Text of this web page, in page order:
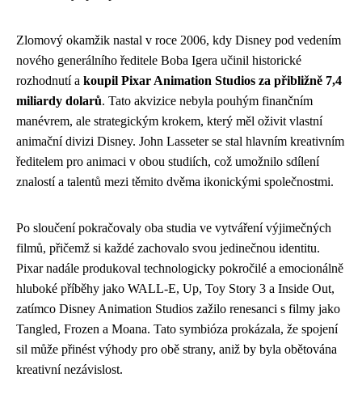
Zlomový okamžik nastal v roce 2006, kdy Disney pod vedením
nového generálního ředitele Boba Igera učinil historické
rozhodnutí a koupil Pixar Animation Studios za přibližně 7,4
miliardy dolarů. Tato akvizice nebyla pouhým finančním
manévrem, ale strategickým krokem, který měl oživit vlastní
animační divizi Disney. John Lasseter se stal hlavním kreativním
ředitelem pro animaci v obou studiích, což umožnilo sdílení
znalostí a talentů mezi těmito dvěma ikonickými společnostmi.
Po sloučení pokračovaly oba studia ve vytváření výjimečných
filmů, přičemž si každé zachovalo svou jedinečnou identitu.
Pixar nadále produkoval technologicky pokročilé a emocionálně
hluboké příběhy jako WALL-E, Up, Toy Story 3 a Inside Out,
zatímco Disney Animation Studios zažilo renesanci s filmy jako
Tangled, Frozen a Moana. Tato symbióza prokázala, že spojení
sil může přinést výhody pro obě strany, aniž by byla obětována
kreativní nezávislost.